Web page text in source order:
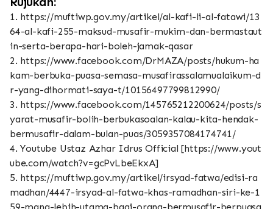
1. https://muftiwp.gov.my/artikel/al-kafi-li-al-fatawi/13
64-al-kafi-255-maksud-musafir-mukim-dan-bermastaut
in-serta-berapa-hari-boleh-jamak-qasar
2. https://www.facebook.com/DrMAZA/posts/hukum-ha
kam-berbuka-puasa-semasa-musafirassalamualaikum-d
r-yang-dihormati-saya-t/10156497799812990/
3. https://www.facebook.com/145765212200624/posts/s
yarat-musafir-bolih-berbukasoalan-kalau-kita-hendak-
bermusafir-dalam-bulan-puas/3059357084174741/
4. Youtube Ustaz Azhar Idrus Official [https://www.yout
ube.com/watch?v=gcPvLbeEkxA]
5. https://muftiwp.gov.my/artikel/irsyad-fatwa/edisi-ra
madhan/4447-irsyad-al-fatwa-khas-ramadhan-siri-ke-1